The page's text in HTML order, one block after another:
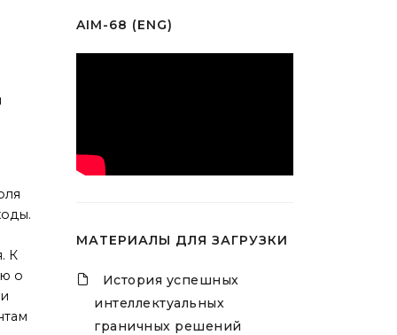
К
о
AIM-68 (ENG)
МАТЕРИАЛЫ ДЛЯ ЗАГРУЗКИ
История успешных
интеллектуальных
граничных решений